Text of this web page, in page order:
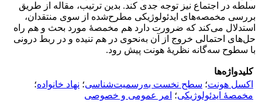
سلطه در اجتماع نیز توجه جدی کند. بدین ترتیب، مقاله از طریق
بررسی مخمصه‌های ایدئولوژیکی مطرح‌شده از سوی منتقدان،
استدلال می‌کند که ضرورت دارد هم مخمصۀ مورد بحث و هم راه
حل‌های احتمالی خروج از آن به‌نحوی در هم تنیده و در ربط درونی
با سطوح سه‌گانه نظریۀ هونت پیش رود.
کلیدواژه‌ها
اکسل هونت؛ سطح نخست به‌رسمیت‌شناسی؛ نهاد خانواده؛
مخمصۀ ایدئولوژیکی؛ امر عمومی و خصوصی